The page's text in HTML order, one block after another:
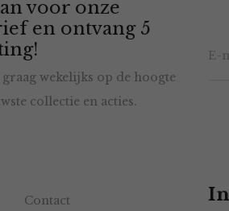
voor onze
en ontvang 5
wekelijks op de hoogte
collectie en acties.
Contact